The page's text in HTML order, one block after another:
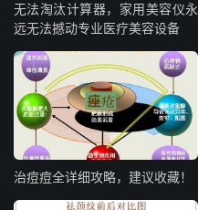
无法淘汰计算器，家用美容仪永
远无法撼动专业医疗美容设备
治痘痘全详细攻略，建议收藏！